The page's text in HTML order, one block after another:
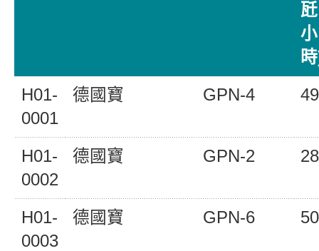
瓩
小
H01-
0001
德國寶 GPN-4 49
H01-
0002
德國寶 GPN-2 28
H01-
0003
德國寶 GPN-6 50